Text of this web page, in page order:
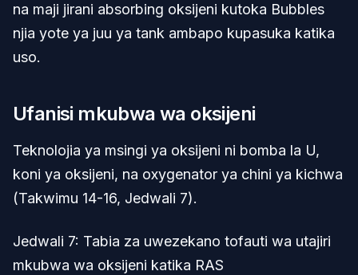
na maji jirani absorbing oksijeni kutoka Bubbles
njia yote ya juu ya tank ambapo kupasuka katika
uso.
Ufanisi mkubwa wa oksijeni
Teknolojia ya msingi ya oksijeni ni bomba la U,
koni ya oksijeni, na oxygenator ya chini ya kichwa
(Takwimu 14-16, Jedwali 7).
Jedwali 7: Tabia za uwezekano tofauti wa utajiri
mkubwa wa oksijeni katika RAS